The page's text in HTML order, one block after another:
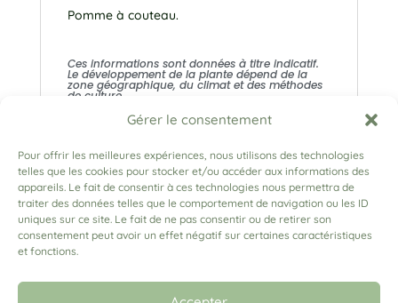
Gérer le consentement
Pour offrir les meilleures expériences, nous utilisons des technologies
telles que les cookies pour stocker et/ou accéder aux informations des
appareils. Le fait de consentir à ces technologies nous permettra de
traiter des données telles que le comportement de navigation ou les ID
uniques sur ce site. Le fait de ne pas consentir ou de retirer son
consentement peut avoir un effet négatif sur certaines caractéristiques
et fonctions.
Pomme à couteau.
Ces informations sont données à titre indicatif.
Le développement de la plante dépend de la
zone géographique, du climat et des méthodes
de culture.
lesrosesadam@gmail.com